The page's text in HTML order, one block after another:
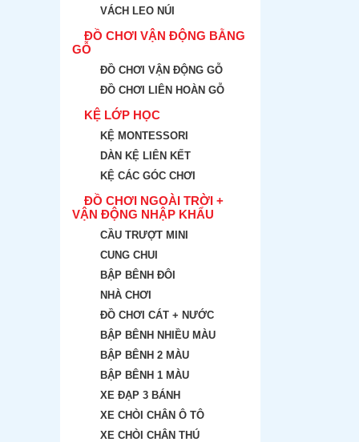
VÁCH LEO NÚI
ĐỒ CHƠI VẬN ĐỘNG BẰNG
GỖ
ĐỒ CHƠI VẬN ĐỘNG GỖ
ĐỒ CHƠI LIÊN HOÀN GỖ
KỆ LỚP HỌC
KỆ MONTESSORI
DÀN KỆ LIÊN KẾT
KỆ CÁC GÓC CHƠI
ĐỒ CHƠI NGOÀI TRỜI +
VẬN ĐỘNG NHẬP KHẨU
CẦU TRƯỢT MINI
CUNG CHUI
BẬP BÊNH ĐÔI
NHÀ CHƠI
ĐỒ CHƠI CÁT + NƯỚC
BẬP BÊNH NHIỀU MÀU
BẬP BÊNH 2 MÀU
BẬP BÊNH 1 MÀU
XE ĐẠP 3 BÁNH
XE CHÒI CHÂN Ô TÔ
XE CHÒI CHÂN THÚ